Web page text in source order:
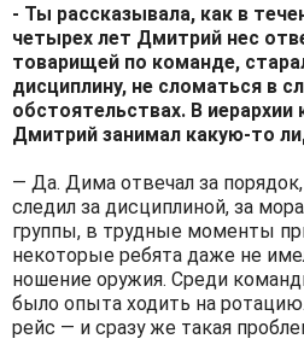
- Ты рассказывала, как в
четырех лет Дмитрий нес
товарищей по команде,
дисциплину, не сломаться в
обстоятельствах. В
Дмитрий занимал какую-то
— Да. Дима отвечал за
следил за дисциплиной, за
группы, в трудные моменты
некоторые ребята даже не
ношение оружия. Среди
было опыта ходить на
рейс — и сразу же такая